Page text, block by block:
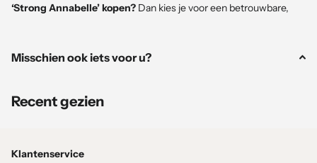
‘Strong Annabelle’ kopen? Dan kies je voor een betrouwbare,
Hoogte en groeiwijze:
Blad:Frisgroen, groot blad dat de bloemen prachtig omlijst.
Misschien ook iets voor u?
Recent gezien
Klantenservice